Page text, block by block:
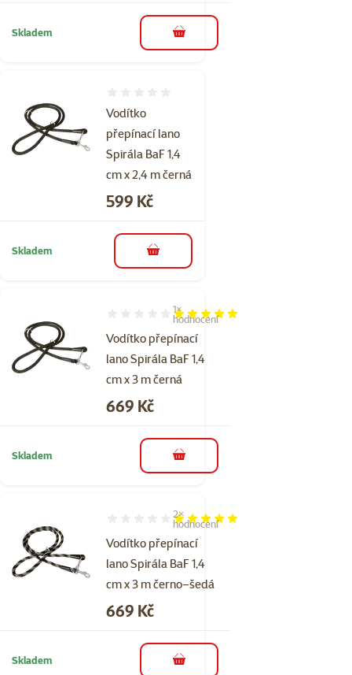
Skladem do košíku
Vodítko
přepínací lano
Spirála BaF 1,4
cm x 2,4 m černá
Cena
599 Kč
Skladem do košíku
Vodítko přepínací
lano Spirála BaF 1,4
cm x 3 m černá
Hodnocení 100%, počet hodnocení: 1
1×
hodnocení
Cena
669 Kč
Skladem do košíku
Vodítko přepínací
lano Spirála BaF 1,4
cm x 3 m černo–šedá
Hodnocení 100%, počet hodnocení: 2
2×
hodnocení
Cena
669 Kč
Skladem do košíku